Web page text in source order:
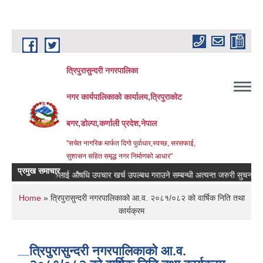
Skip to main content
त्रिपुरासुन्दरी नगरपालिका
नगर कार्यपालिकाको कार्यालय,त्रिपुराकोट
बगर,डोल्पा,कर्णाली प्रदेश,नेपाल
"सचेत नागरिक मार्फत दिगो पुर्वाधार,स्वच्छ, सरसफाई,
सुशासन सहित समृद्ध नगर निर्माणको आधार"
प्रमुख समाचार
बिरामिहरुलाई ‍‌औषधि उपचार खर्च उपल्बध गराउने सम्बन्धी अत्यन्त जरुरी सुचना ।
You are here
Home» त्रिपुरासुन्दरी नगरपालिकाको आ.व. २०८१/०८२ को वार्षिक निति तथा
कार्यक्रम
त्रिपुरासुन्दरी नगरपालिकाको आ.व.